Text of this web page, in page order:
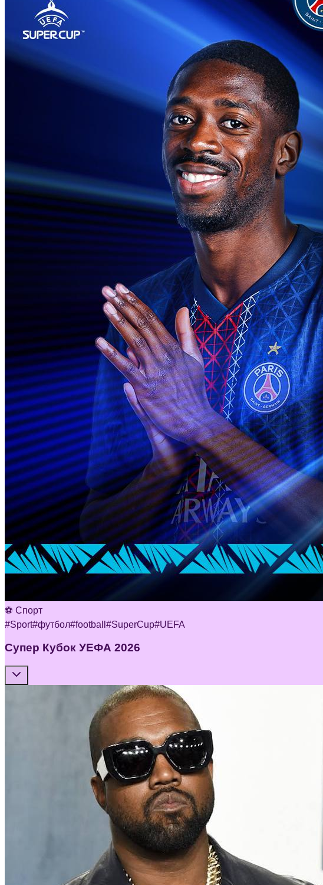
⚽ Спорт
#Sport#футбол#football #SuperCup#UEFA
Супер Кубок УЕФА 2026